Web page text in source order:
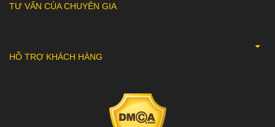
TƯ VẤN CỦA CHUYÊN GIA
HỖ TRỢ KHÁCH HÀNG